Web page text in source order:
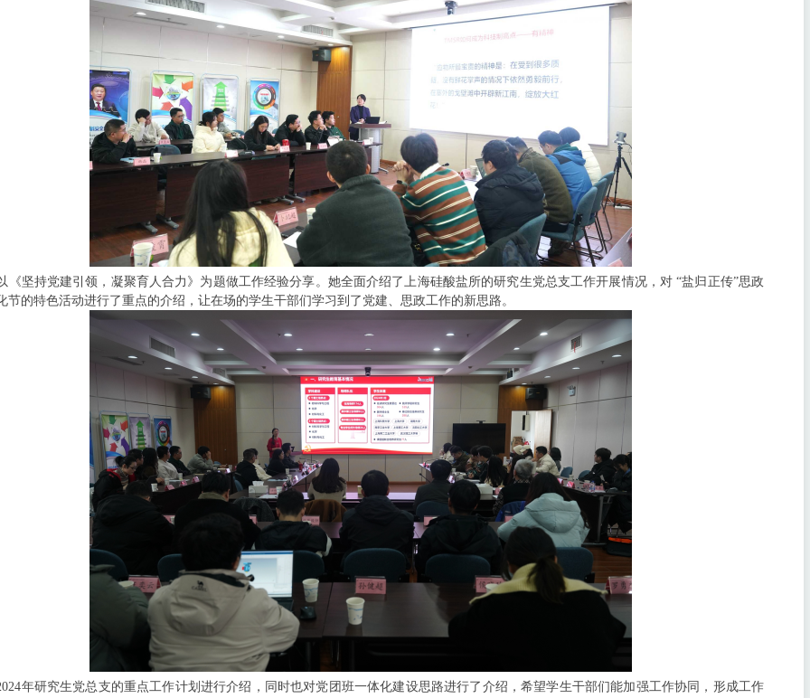
《坚持党建引领，凝聚育人合力》为题做工作经验分享。她全面介绍了上海硅酸盐所的研究生党总支工作开展情况，对 “盐归正传”思政
节的特色活动进行了重点的介绍，让在场的学生干部们学习到了党建、思政工作的新思路。
年研究生党总支的重点工作计划进行介绍，同时也对党团班一体化建设思路进行了介绍，希望学生干部们能加强工作协同，形成工作